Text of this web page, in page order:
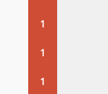
1
1
1